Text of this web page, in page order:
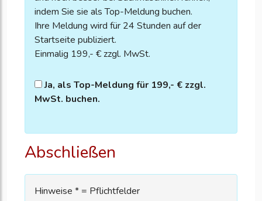
indem Sie sie als Top-Meldung buchen.
Ihre Meldung wird für 24 Stunden auf der
Startseite publiziert.
Einmalig 199,- € zzgl. MwSt.
Ja, als Top-Meldung für 199,- € zzgl.
MwSt. buchen.
Abschließen
Hinweise * = Pflichtfelder